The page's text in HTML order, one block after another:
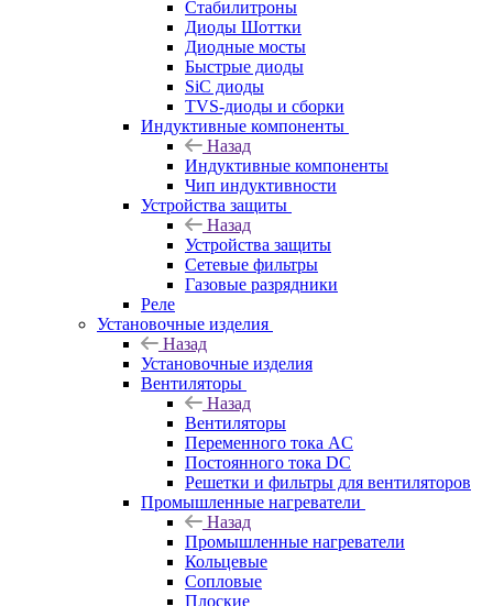
Стабилитроны
Диоды Шоттки
Диодные мосты
Быстрые диоды
SiC диоды
TVS-диоды и сборки
Индуктивные компоненты
Назад
Индуктивные компоненты
Чип индуктивности
Устройства защиты
Назад
Устройства защиты
Сетевые фильтры
Газовые разрядники
Реле
Установочные изделия
Назад
Установочные изделия
Вентиляторы
Назад
Вентиляторы
Переменного тока AC
Постоянного тока DC
Решетки и фильтры для вентиляторов
Промышленные нагреватели
Назад
Промышленные нагреватели
Кольцевые
Сопловые
Плоские